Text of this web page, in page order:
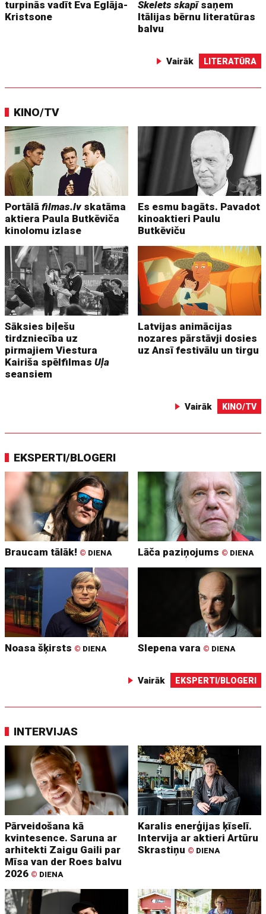
turpinās vadīt Eva Eglāja-
Kristsone
Skelets skapīsaņem
Itālijas bērnu literatūras
balvu
Vairāk LITERATŪRA
KINO/TV
Portālāfilmas.lv skatāma
aktiera Paula Butkēviča
kinolomu izlase
Es esmu bagāts. Pavadot
kinoaktieri Paulu
Butkēviču
Sāksies biļešu
tirdzniecība uz
pirmajiem Viestura
Kairiša spēlfilmasUļa
seansiem
Latvijas animācijas
nozares pārstāvji dosies
uz Ansī festivālu un tirgu
Vairāk KINO/TV
EKSPERTI/BLOGERI
Braucam tālāk! © DIENA Lāča paziņojums © DIENA
Noasa šķirsts © DIENA Slepena vara © DIENA
Vairāk EKSPERTI/BLOGERI
INTERVIJAS
Pārveidošana kā
kvintesence. Saruna ar
arhitekti Zaigu Gaili par
Mīsa van der Roes balvu
2026 © DIENA
Karalis enerģijas ķīselī.
Intervija ar aktieri Artūru
Skrastiņu © DIENA